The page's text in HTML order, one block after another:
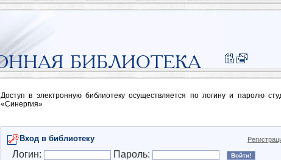
Доступ в электронную библиотеку осуществляется по логину и паролю
«Синергия»
Вход в библиотеку
Логин: Пароль: